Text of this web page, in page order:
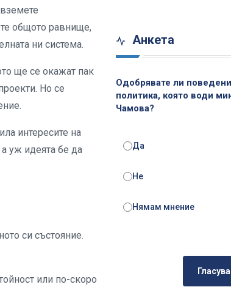
общото равнище,
ни система.
ще се окажат пак
Но се
интересите на
уж идеята бе да
си състояние.
или по-скоро
Анкета
Одобрявате ли
политика, която води
Чамова?
Да
Не
Нямам мнение